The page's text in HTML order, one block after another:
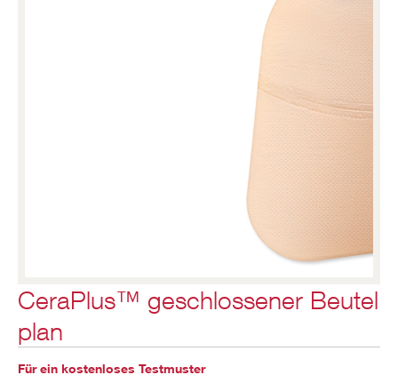
CeraPlus™ geschlossener Beutel
plan
Für ein kostenloses Testmuster